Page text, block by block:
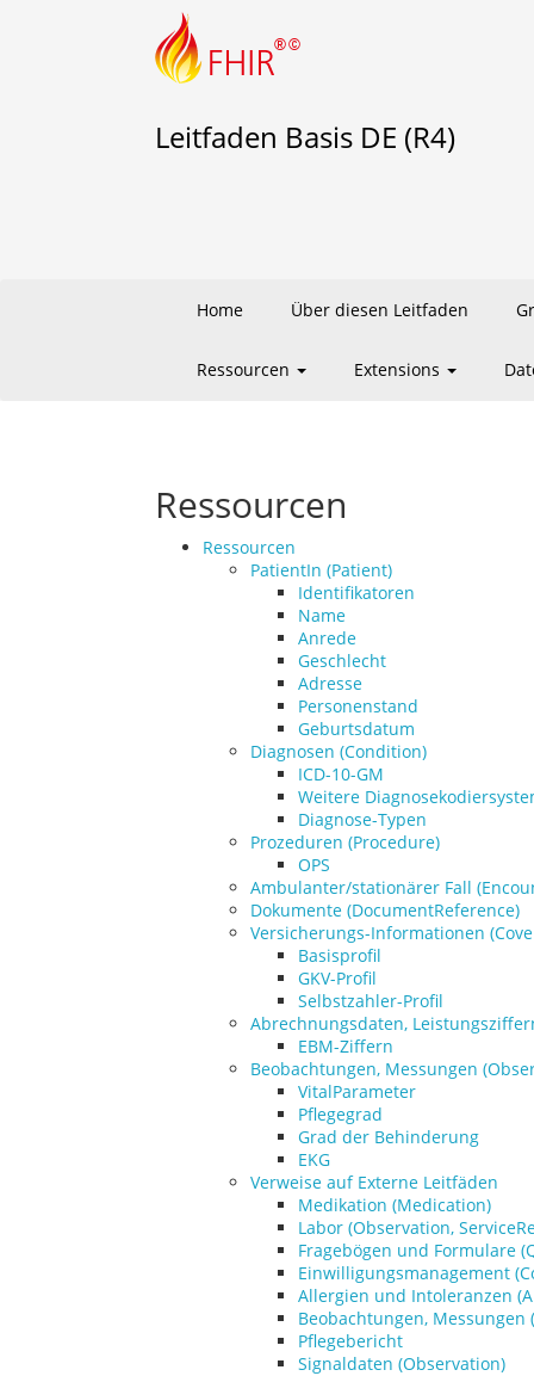
Leitfaden Basis DE (R4)
Home Über diesen Leitfaden
Ressourcen Extensions
Ressourcen
Ressourcen
PatientIn (Patient)
Identifikatoren
Name
Anrede
Geschlecht
Adresse
Personenstand
Geburtsdatum
Diagnosen (Condition)
ICD-10-GM
Weitere
Diagnose-Typen
Prozeduren (Procedure)
OPS
Ambulanter/stationärer Fall
Dokumente (DocumentReference)
Versicherungs-Informationen
Basisprofil
GKV-Profil
Selbstzahler-Profil
Abrechnungsdaten,
EBM-Ziffern
Beobachtungen, Messungen
VitalParameter
Pflegegrad
Grad der Behinderung
EKG
Verweise auf Externe Leitfäden
Medikation (Medication)
Labor (Observation,
Fragebögen und Formulare
Einwilligungsmanagement
Allergien und Intoleranzen
Beobachtungen, Messungen
Pflegebericht
Signaldaten (Observation)